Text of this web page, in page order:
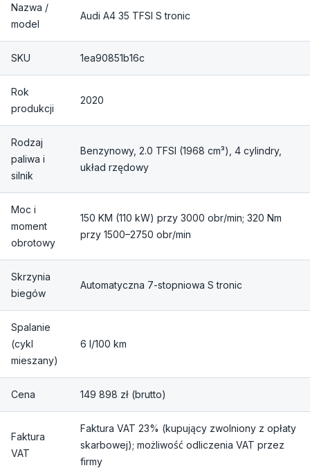
Nazwa /
model
Audi A4 35 TFSI S tronic
SKU 1ea90851b16c
Rok
produkcji
2020
Rodzaj
paliwa i
silnik
Benzynowy, 2.0 TFSI (1968 cm³), 4 cylindry,
układ rzędowy
Moc i
moment
obrotowy
150 KM (110 kW) przy 3000 obr/min; 320 Nm
przy 1500–2750 obr/min
Skrzynia
biegów
Automatyczna 7-stopniowa S tronic
Spalanie
(cykl
mieszany)
6 l/100 km
Cena 149 898 zł (brutto)
Faktura
VAT
Faktura VAT 23% (kupujący zwolniony z opłaty
skarbowej); możliwość odliczenia VAT przez
firmy